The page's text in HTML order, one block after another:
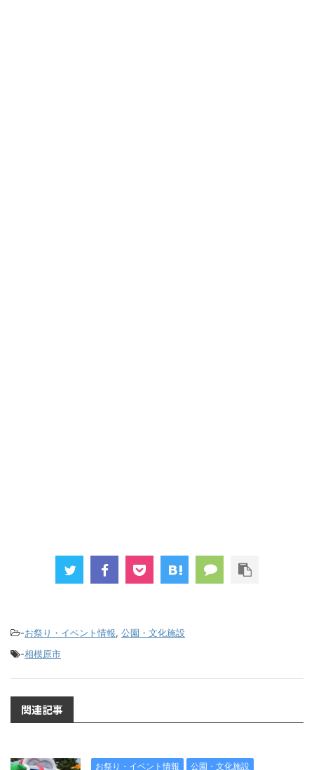
-お祭り・イベント情報, 公園・文化施設
-相模原市
関連記事
お祭り・イベント情報 公園・文化施設